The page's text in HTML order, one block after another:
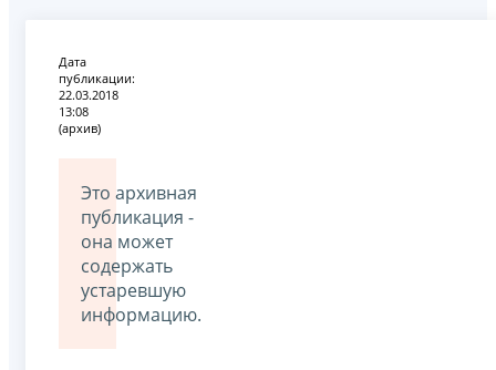
Дата
публикации:
22.03.2018
13:08
(архив)
Это архивная
публикация -
она может
содержать
устаревшую
информацию.